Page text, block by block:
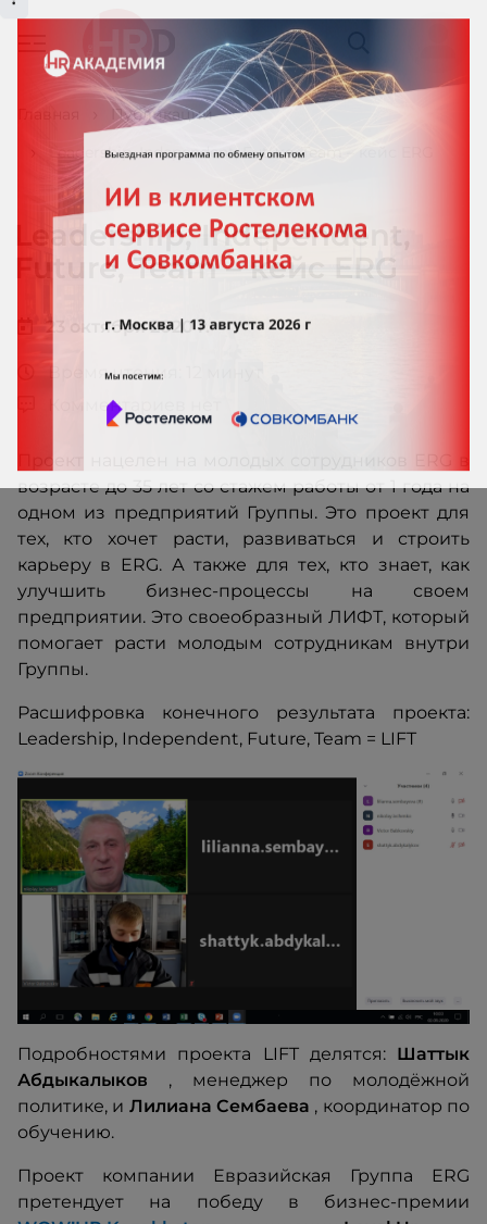
Главная
Публикации
Leadership, Independent, Future, Team – кейс ERG
Leadership, Independent,
Future, Team – кейс ERG
23 октября 2020 г.
Время чтения: 12 минут
Комментариев нет
возрасте до 35 лет со стажем работы от 1 года на
одном из предприятий Группы. Это проект для
тех, кто хочет расти, развиваться и строить
карьеру в ERG. А также для тех, кто знает, как
улучшить бизнес-процессы на своем
предприятии. Это своеобразный ЛИФТ, который
помогает расти молодым сотрудникам внутри
Группы.
Расшифровка конечного результата проекта:
Leadership, Independent, Future, Team = LIFT
Подробностями проекта LIFT делятся: Шаттык
Абдыкалыков , менеджер по молодёжной
политике, и Лилиана Сембаева , координатор по
обучению.
Проект компании Евразийская Группа ERG
претендует на победу в бизнес-премии